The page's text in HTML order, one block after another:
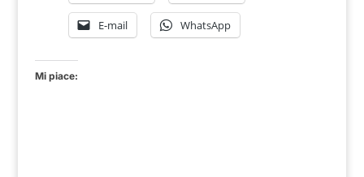
E-mail WhatsApp
Mi piace: